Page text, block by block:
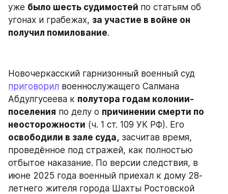
уже было шесть судимостей по статьям об
угонах и грабежах, за участие в войне он
получил помилование.
приговорил военнослужащего Салмана
Абдулгусеева к полутора годам колонии-
поселения по делу о причинении смерти по
неосторожности
освободили в зале суда, засчитав время,
проведённое под стражей, как полностью
отбытое наказание. По версии следствия, в
июне 2025 года военный приехал к дому 28-
летнего жителя города Шахты Ростовской